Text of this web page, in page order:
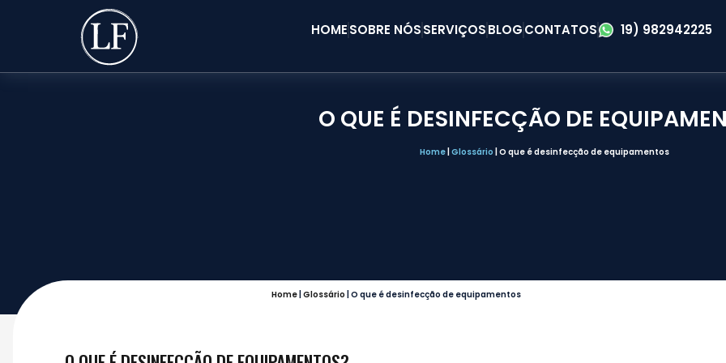
HOMESOBRE NÓSSERVIÇOSBLOGCONTATOS 19) 982942225
O QUE É DESINFECÇÃO DE
Home Glossário O que é desinfecção de equipamentos
Home |Glossário |O que é desinfecção de equipamentos